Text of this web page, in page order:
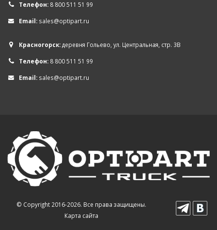
Телефон: 8 800 511 51 99
Email: sales@optipart.ru
Красногорск:деревня Гольево, ул. Центральная, стр. 3В
Телефон: 8 800 511 51 99
Email: sales@optipart.ru
© Copyright 2016-2026. Все права защищены.
Карта сайта